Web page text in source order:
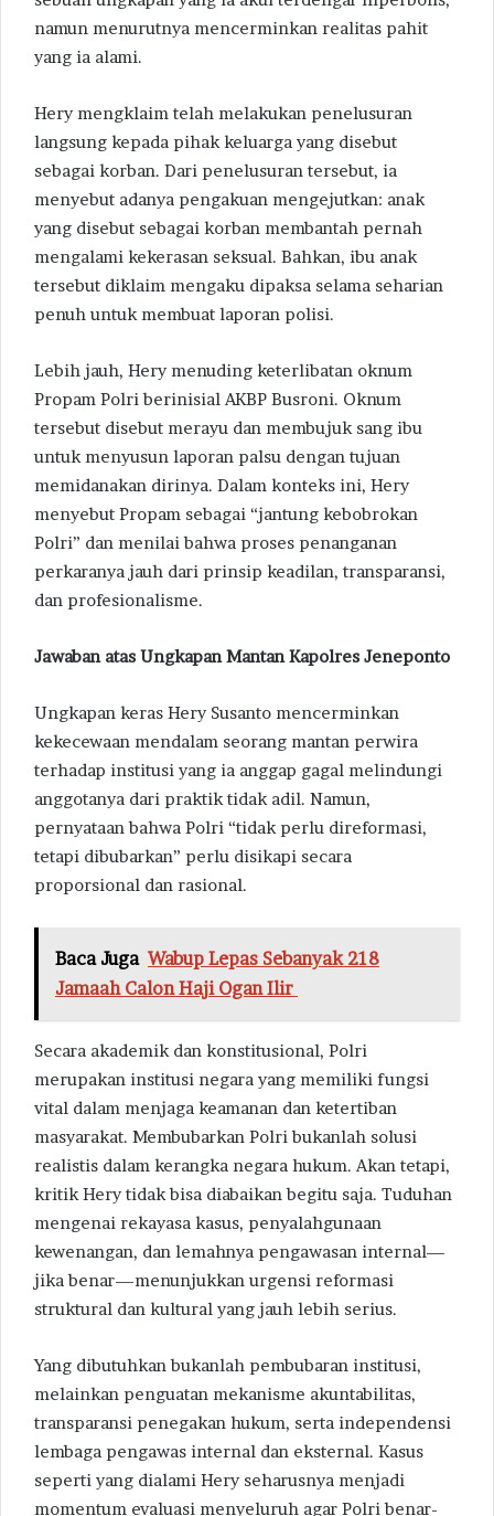
namun menurutnya mencerminkan realitas pahit
yang ia alami.
Hery mengklaim telah melakukan penelusuran
langsung kepada pihak keluarga yang disebut
sebagai korban. Dari penelusuran tersebut, ia
menyebut adanya pengakuan mengejutkan: anak
yang disebut sebagai korban membantah pernah
mengalami kekerasan seksual. Bahkan, ibu anak
tersebut diklaim mengaku dipaksa selama seharian
penuh untuk membuat laporan polisi.
Lebih jauh, Hery menuding keterlibatan oknum
Propam Polri berinisial AKBP Busroni. Oknum
tersebut disebut merayu dan membujuk sang ibu
untuk menyusun laporan palsu dengan tujuan
memidanakan dirinya. Dalam konteks ini, Hery
menyebut Propam sebagai “jantung kebobrokan
Polri” dan menilai bahwa proses penanganan
perkaranya jauh dari prinsip keadilan, transparansi,
dan profesionalisme.
Jawaban atas Ungkapan Mantan Kapolres Jeneponto
Ungkapan keras Hery Susanto mencerminkan
kekecewaan mendalam seorang mantan perwira
terhadap institusi yang ia anggap gagal melindungi
anggotanya dari praktik tidak adil. Namun,
pernyataan bahwa Polri “tidak perlu direformasi,
tetapi dibubarkan” perlu disikapi secara
proporsional dan rasional.
Baca Juga Wabup Lepas Sebanyak 218
Jamaah Calon Haji Ogan Ilir
Secara akademik dan konstitusional, Polri
merupakan institusi negara yang memiliki fungsi
vital dalam menjaga keamanan dan ketertiban
masyarakat. Membubarkan Polri bukanlah solusi
realistis dalam kerangka negara hukum. Akan tetapi,
kritik Hery tidak bisa diabaikan begitu saja. Tuduhan
mengenai rekayasa kasus, penyalahgunaan
kewenangan, dan lemahnya pengawasan internal—
jika benar—menunjukkan urgensi reformasi
struktural dan kultural yang jauh lebih serius.
Yang dibutuhkan bukanlah pembubaran institusi,
melainkan penguatan mekanisme akuntabilitas,
transparansi penegakan hukum, serta independensi
lembaga pengawas internal dan eksternal. Kasus
seperti yang dialami Hery seharusnya menjadi
momentum evaluasi menyeluruh agar Polri benar-